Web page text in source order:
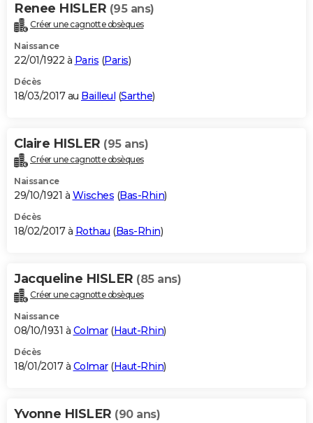
Renee HISLER (95 ans)
Créer une cagnotte obsèques
Naissance
22/01/1922 à Paris (Paris)
Décès
18/03/2017 au Bailleul (Sarthe)
Claire HISLER (95 ans)
Créer une cagnotte obsèques
Naissance
29/10/1921 à Wisches (Bas-Rhin)
Décès
18/02/2017 à Rothau (Bas-Rhin)
Jacqueline HISLER (85 ans)
Créer une cagnotte obsèques
Naissance
08/10/1931 à Colmar(Haut-Rhin)
Décès
18/01/2017 à Colmar(Haut-Rhin)
Yvonne HISLER (90 ans)